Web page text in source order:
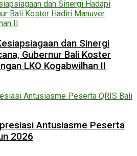
dan Sinergi
Gubernur Bali Koster
LKO Kogabwilhan II
Antusiasme Peserta
2026